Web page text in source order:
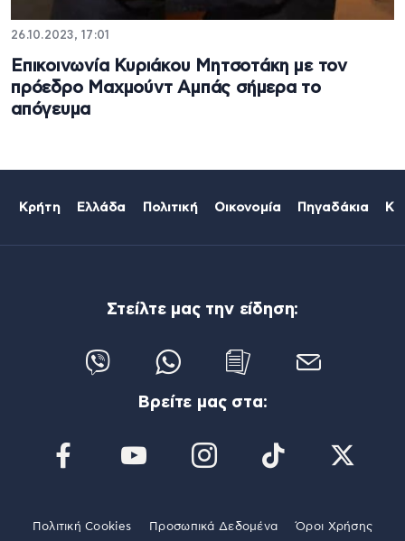
26.10.2023, 17:01
Επικοινωνία Κυριάκου Μητσοτάκη με τον
πρόεδρο Μαχμούντ Αμπάς σήμερα το
απόγευμα
Κρήτη Ελλάδα Πολιτική Οικονομία Πηγαδάκια
Στείλτε μας την είδηση:
Βρείτε μας στα:
Πολιτική Cookies Προσωπικά Δεδομένα Όροι Χρήσης